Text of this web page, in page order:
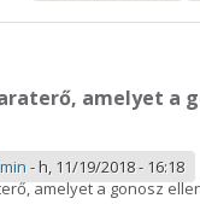
amelyet a
-h, 11/19/2018 - 16:18
amelyet agonosz